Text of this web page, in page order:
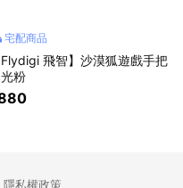
宅配商品
Flydigi 飛智】沙漠狐遊戲手把
粉
隱私權政策